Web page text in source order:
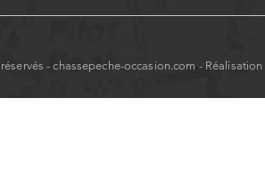
- chassepeche-occasion.com - Réalisation